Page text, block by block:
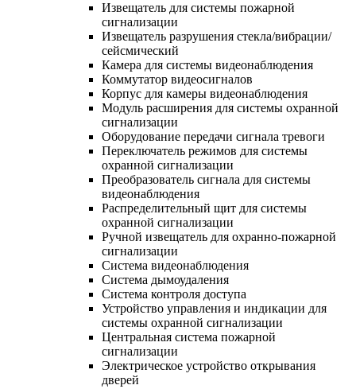
Извещатель для системы пожарной
сигнализации
Извещатель разрушения стекла/вибрации/
сейсмический
Камера для системы видеонаблюдения
Коммутатор видеосигналов
Корпус для камеры видеонаблюдения
Модуль расширения для системы охранной
сигнализации
Оборудование передачи сигнала тревоги
Переключатель режимов для системы
охранной сигнализации
Преобразователь сигнала для системы
видеонаблюдения
Распределительный щит для системы
охранной сигнализации
Ручной извещатель для охранно-пожарной
сигнализации
Система видеонаблюдения
Система дымоудаления
Система контроля доступа
Устройство управления и индикации для
системы охранной сигнализации
Центральная система пожарной
сигнализации
Электрическое устройство открывания
дверей